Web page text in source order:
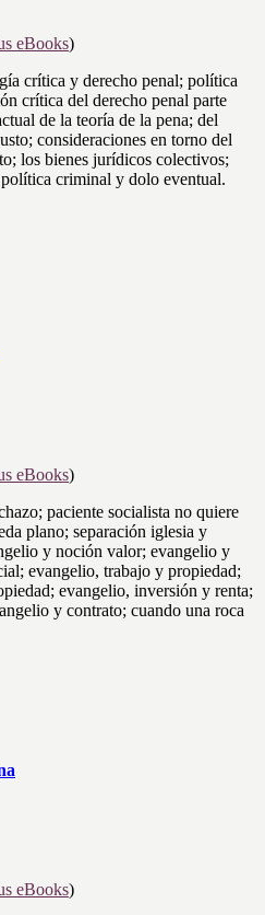
eBooks)
crítica y derecho penal; política
crítica del derecho penal parte
de la teoría de la pena; del
consideraciones en torno del
los bienes jurídicos colectivos;
criminal y dolo eventual.
eBooks)
paciente socialista no quiere
plano; separación iglesia y
y noción valor; evangelio y
evangelio, trabajo y propiedad;
evangelio, inversión y renta;
y contrato; cuando una roca
eBooks)